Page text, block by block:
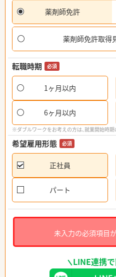
薬剤師免許
薬剤師免許取得
転職時期 必須
1ヶ月以内
6ヶ月以内
※ダブルワークをお考えの方は、就業開始時
希望雇用形態 必須
正社員
パート
未入力の必須項目
LINE連携で